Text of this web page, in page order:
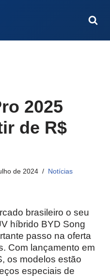
2025
de R$
de 2024 Notícias
brasileiro o seu
híbrido BYD Song
passo na oferta
Com lançamento em
os modelos estão
especiais de